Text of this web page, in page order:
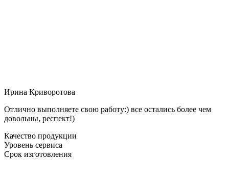
Ирина Криворотова
Отлично выполняете свою работу:) все остались более чем
довольны, респект!)
Качество продукции
Уровень сервиса
Срок изготовления